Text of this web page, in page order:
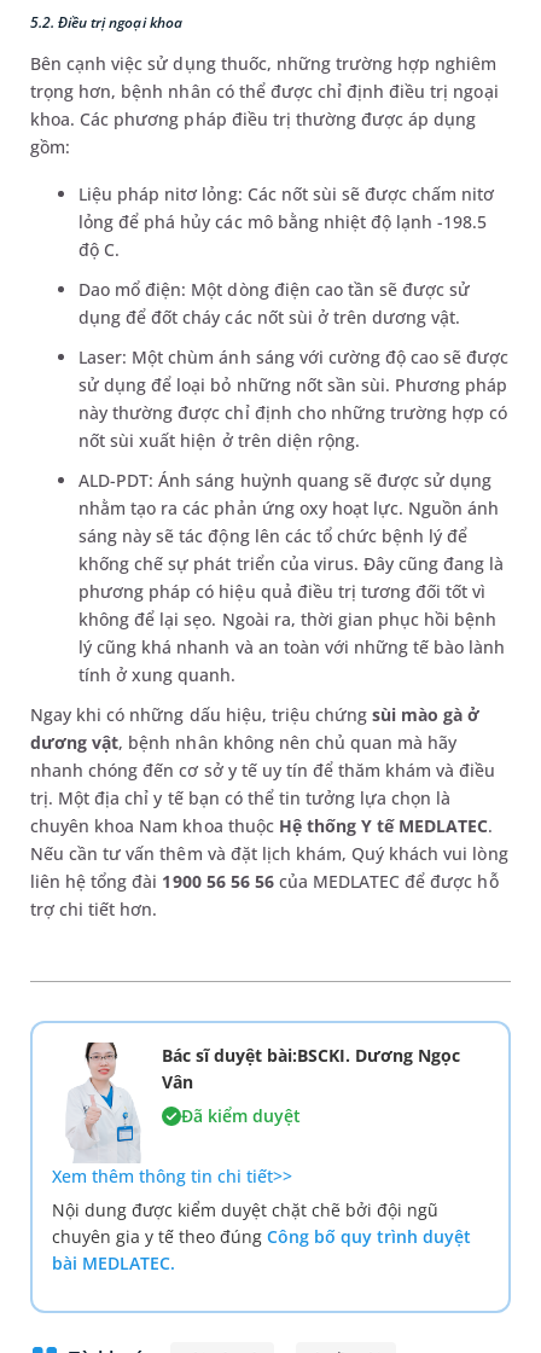
5.2. Điều trị ngoại khoa
Bên cạnh việc sử dụng thuốc, những trường hợp nghiêm
trọng hơn, bệnh nhân có thể được chỉ định điều trị ngoại
khoa. Các phương pháp điều trị thường được áp dụng
gồm:
Liệu pháp nitơ lỏng: Các nốt sùi sẽ được chấm nitơ
lỏng để phá hủy các mô bằng nhiệt độ lạnh -198.5
độ C.
Dao mổ điện: Một dòng điện cao tần sẽ được sử
dụng để đốt cháy các nốt sùi ở trên dương vật.
Laser: Một chùm ánh sáng với cường độ cao sẽ được
sử dụng để loại bỏ những nốt sần sùi. Phương pháp
này thường được chỉ định cho những trường hợp có
nốt sùi xuất hiện ở trên diện rộng.
ALD-PDT: Ánh sáng huỳnh quang sẽ được sử dụng
nhằm tạo ra các phản ứng oxy hoạt lực. Nguồn ánh
sáng này sẽ tác động lên các tổ chức bệnh lý để
khống chế sự phát triển của virus. Đây cũng đang là
phương pháp có hiệu quả điều trị tương đối tốt vì
không để lại sẹo. Ngoài ra, thời gian phục hồi bệnh
lý cũng khá nhanh và an toàn với những tế bào lành
tính ở xung quanh.
Ngay khi có những dấu hiệu, triệu chứng sùi mào gà ở
dương vật, bệnh nhân không nên chủ quan mà hãy
nhanh chóng đến cơ sở y tế uy tín để thăm khám và điều
trị. Một địa chỉ y tế bạn có thể tin tưởng lựa chọn là
chuyên khoa Nam khoa thuộc Hệ thống Y tế MEDLATEC.
Nếu cần tư vấn thêm và đặt lịch khám, Quý khách vui lòng
liên hệ tổng đài 1900 56 56 56của MEDLATEC để được hỗ
trợ chi tiết hơn.
Bác sĩ duyệt bài:BSCKI. Dương Ngọc
Vân
Đã kiểm duyệt
Xem thêm thông tin chi tiết>>
Nội dung được kiểm duyệt chặt chẽ bởi đội ngũ
chuyên gia y tế theo đúng Công bố quy trình duyệt
bài MEDLATEC.